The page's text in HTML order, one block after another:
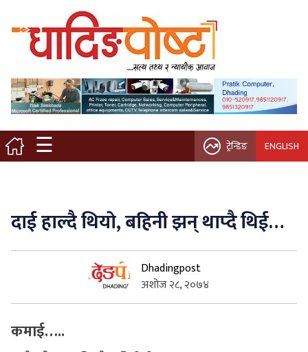
☰
मुख्य पृष्ठ
स्थानीय समाचार
विचार / ब्लग
नगर/गाउँ पालिका
कृषि/सहकारी
प्रवास
सुचनाहरु
ट्रेन्डिङ ENGLISH
दाई हाल्दै थियो, बहिनी झन् थाप्दै थिई…
Dhadingpost
अशोज २८, २०७४
कमाई…..